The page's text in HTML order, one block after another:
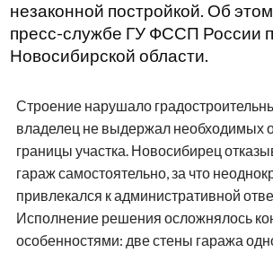
незаконной постройкой. Об
пресс-службе ГУ ФССП России
Новосибирской области.
Строение нарушало
владелец не выдержал необходимых
границы участка. Новосибирец
гараж самостоятельно, за что
привлекался к административной
Исполнение решения осложнялось
особенностями: две стены гаража